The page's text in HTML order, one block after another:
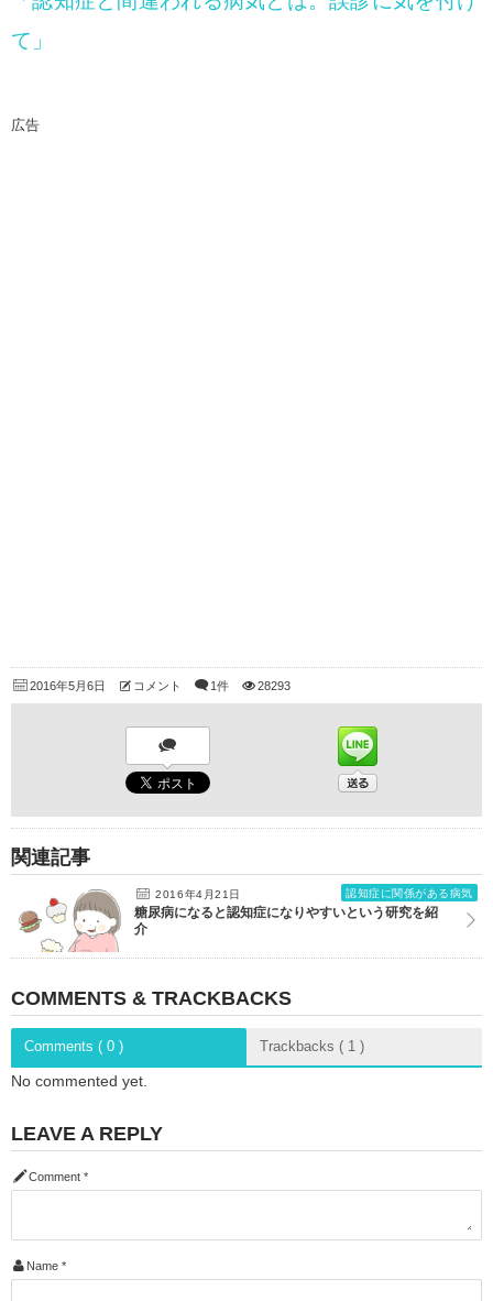
て」
広告
2016年5月6日 コメント 1件 28293
関連記事
2016年4月21日 認知症に関係がある病気
糖尿病になると認知症になりやすいという研究を紹
介
COMMENTS & TRACKBACKS
Comments ( 0 ) Trackbacks ( 1 )
No commented yet.
LEAVE A REPLY
Comment *
Name *